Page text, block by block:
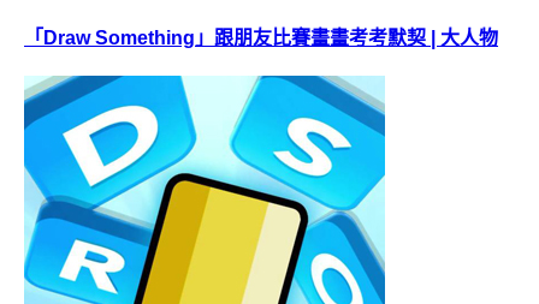
「Draw Something」跟朋友比賽畫畫考考默契 | 大人物